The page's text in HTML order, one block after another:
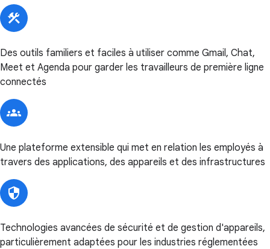
Des outils familiers et faciles à utiliser comme Gmail, Chat,
Meet et Agenda pour garder les travailleurs de première ligne
connectés
Une plateforme extensible qui met en relation les employés à
travers des applications, des appareils et des infrastructures
Technologies avancées de sécurité et de gestion d'appareils,
particulièrement adaptées pour les industries réglementées